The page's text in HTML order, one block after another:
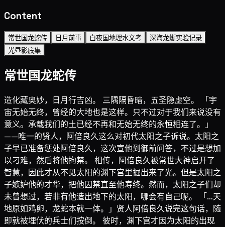
Content
常世国龙蛇传 日月前事 白夜国地理水文考
深海龙蜥实验记录
光昼影底集
常世国龙蛇传
造化藏奥妙，日月行吉凶。 三隅隔昏暗，五圣隐虚空。 「宇
宙无始无终，曾经的大地也是这样。只不过对于我们来说没有
意义。承载我们的土已经不再和无始无终的永恒相连了。」
——唯一的贤人，阿倍良久这么对初代太阳之子诉说。太阳之
子早已准备惩处阿倍良久，这次宣他到御前问答，不过是想加
以刁难，然后将他拘禁。 相传，阿倍良久被常世大神启开了
智慧，因此才从不见太阳的渊下宫里掘出来了光。但是太阳之
子嫉妒他的才华，把他囚禁直至他寿终。然而，太阳之子们却
未曾想过，若非有他造出地下的太阳，哪会有自己呢。 「…天
地原如鸡卵，龙蛇本就一体。」贤人阿倍良久说完这句话，随
即就被埋伏的兵士们按倒。 彼时，渊下宫才因为太阳的出现